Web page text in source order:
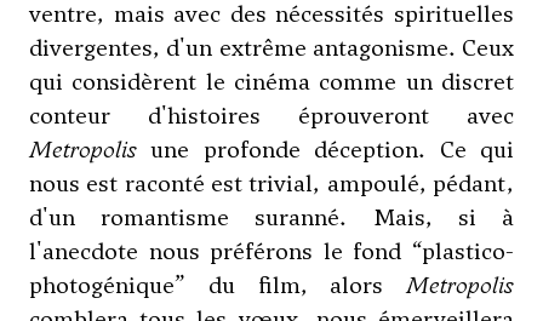
ventre, mais avec des nécessités spirituelles
divergentes, d'un extrême antagonisme. Ceux
qui considèrent le cinéma comme un discret
conteur d'histoires éprouveront avec
Metropolis une profonde déception. Ce qui
nous est raconté est trivial, ampoulé, pédant,
d'un romantisme suranné. Mais, si à
l'anecdote nous préférons le fond “plastico-
photogénique” du film, alorsMetropolis